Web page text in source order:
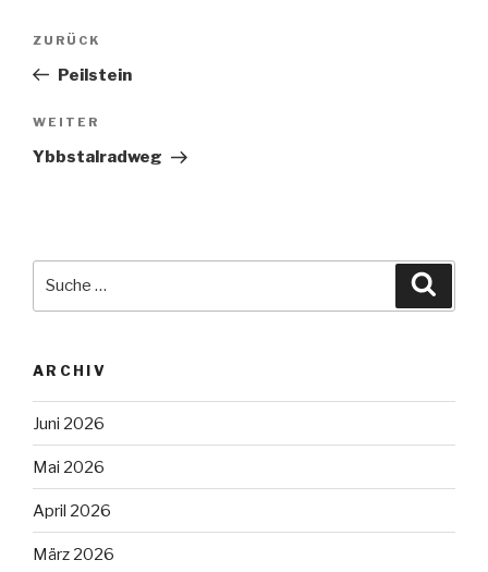
Beitragsnavigation
Vorheriger
Beitrag
ZURÜCK
Peilstein
Nächster
Beitrag
WEITER
Ybbstalradweg
ARCHIV
Juni 2026
Mai 2026
April 2026
März 2026